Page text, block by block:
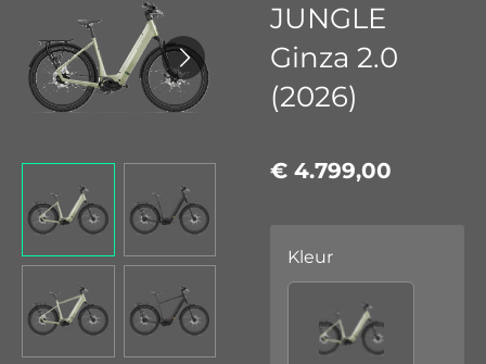
JUNGLE
Ginza 2.0
(2026)
€ 4.799,00
Kleur